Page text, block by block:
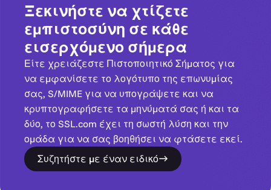
Ξεκινήστε να χτίζετε
εμπιστοσύνη σε κάθε
εισερχόμενο σήμερα
Είτε χρειάζεστε Πιστοποιητικό Σήματος για
να εμφανίσετε το λογότυπο της επωνυμίας
σας, S/MIME για να υπογράψετε και να
κρυπτογραφήσετε τα μηνύματά σας ή και τα
δύο, το SSL.com έχει τη σωστή λύση και την
ομάδα για να σας βοηθήσει να φτάσετε εκεί.
Συζητήστε με έναν ειδικό